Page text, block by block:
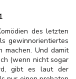
des letzten
gewinnorientiertes
machen. Und damit
(wenn nicht sogar
gibt es laut der